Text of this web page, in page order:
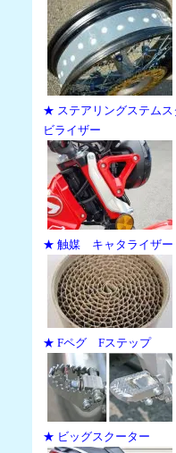
★ ステアリングステムス
ビライザー
★ 触媒 キャタライザー
★ Fペグ Fステップ
★ ビッグスクーター